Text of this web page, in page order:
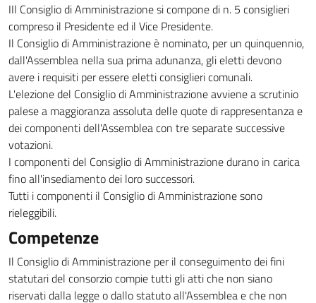
IIl Consiglio di Amministrazione si compone di n. 5 consiglieri
compreso il Presidente ed il Vice Presidente.
Il Consiglio di Amministrazione è nominato, per un quinquennio,
dall'Assemblea nella sua prima adunanza, gli eletti devono
avere i requisiti per essere eletti consiglieri comunali.
L'elezione del Consiglio di Amministrazione avviene a scrutinio
palese a maggioranza assoluta delle quote di rappresentanza e
dei componenti dell'Assemblea con tre separate successive
votazioni.
I componenti del Consiglio di Amministrazione durano in carica
fino all'insediamento dei loro successori.
Tutti i componenti il Consiglio di Amministrazione sono
rieleggibili.
Competenze
Il Consiglio di Amministrazione per il conseguimento dei fini
statutari del consorzio compie tutti gli atti che non siano
riservati dalla legge o dallo statuto all'Assemblea e che non